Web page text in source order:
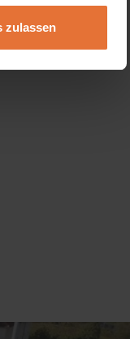
zulassen